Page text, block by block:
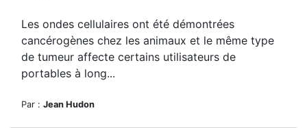
Les ondes cellulaires ont été démontrées
cancérogènes chez les animaux et le même type
de tumeur affecte certains utilisateurs de
portables à long...
Par : Jean Hudon